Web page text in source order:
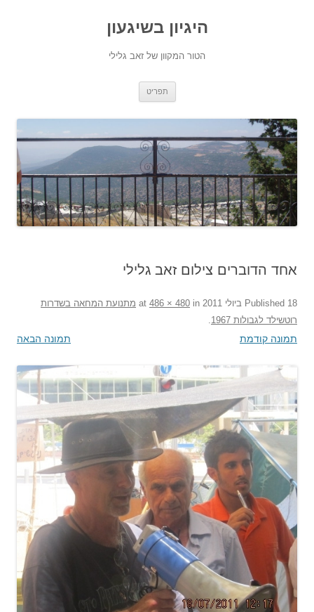
היגיון בשיגעון
הטור המקוון של זאב גלילי
תפריט
אחד הדוברים צילום זאב גלילי
Published 18 ביולי 2011 486 × 480 in
מתנועת המחאה בשדרות
רוטשילד לגבולות 1967
תמונה קודמת תמונה הבאה